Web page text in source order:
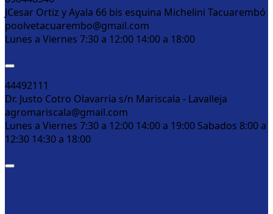
JCesar Ortiz y Ayala 66 bis esquina Michelini Tacuarembó
poolvetacuarembo@gmail.com
Lunes a Viernes 7:30 a 12:00 14:00 a 18:00
44492111
Dr. Justo Cotro Olavarria s/n Mariscala - Lavalleja
agromariscala@gmail.com
Lunes a Viernes 7:30 a 12:00 14:00 a 19:00 Sabados 8:00 a
12:30 14:30 a 18:00